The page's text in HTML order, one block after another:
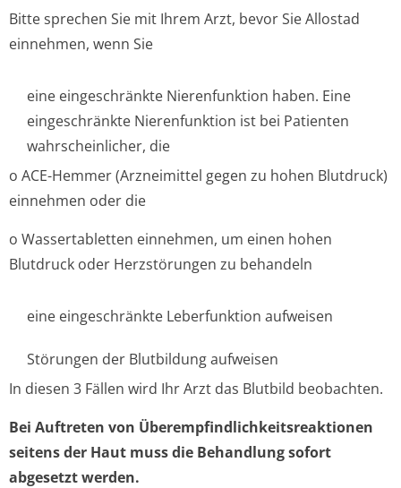
Bitte sprechen Sie mit Ihrem Arzt, bevor Sie Allostad
einnehmen, wenn Sie
eine eingeschränkte Nierenfunktion haben. Eine
eingeschränkte Nierenfunktion ist bei Patienten
wahrscheinlicher, die
o ACE-Hemmer (Arzneimittel gegen zu hohen Blutdruck)
einnehmen oder die
o Wassertabletten einnehmen, um einen hohen
Blutdruck oder Herzstörungen zu behandeln
eine eingeschränkte Leberfunktion aufweisen
Störungen der Blutbildung aufweisen
In diesen 3 Fällen wird Ihr Arzt das Blutbild beobachten.
Bei Auftreten von Überempfindlichke­itsreaktionen
seitens der Haut muss die Behandlung sofort
abgesetzt werden.